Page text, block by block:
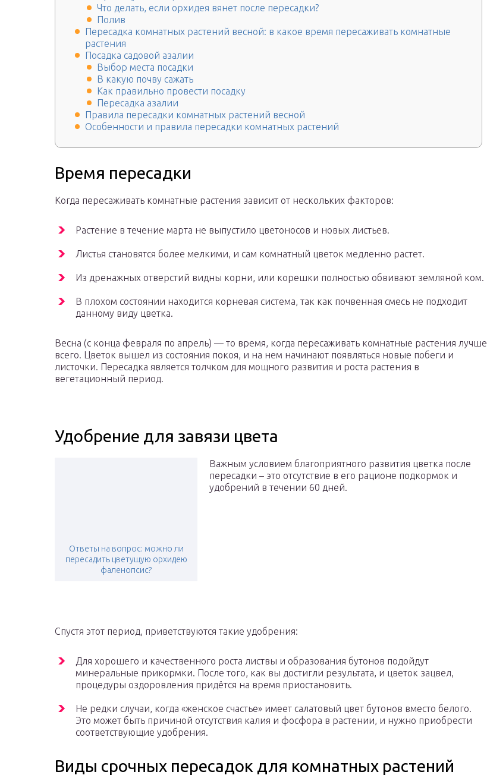
Что делать, если орхидея вянет после пересадки?
Полив
Пересадка комнатных растений весной: в какое время пересаживать комнатные
растения
Посадка садовой азалии
Выбор места посадки
В какую почву сажать
Как правильно провести посадку
Пересадка азалии
Правила пересадки комнатных растений весной
Особенности и правила пересадки комнатных растений
Время пересадки
Когда пересаживать комнатные растения зависит от нескольких факторов:
Растение в течение марта не выпустило цветоносов и новых листьев.
Листья становятся более мелкими, и сам комнатный цветок медленно растет.
Из дренажных отверстий видны корни, или корешки полностью обвивают земляной ком.
В плохом состоянии находится корневая система, так как почвенная смесь не подходит
данному виду цветка.
Весна (с конца февраля по апрель) — то время, когда пересаживать комнатные растения лучше
всего. Цветок вышел из состояния покоя, и на нем начинают появляться новые побеги и
листочки. Пересадка является толчком для мощного развития и роста растения в
вегетационный период.
Удобрение для завязи цвета
Ответы на вопрос: можно ли
пересадить цветущую орхидею
фаленопсис?
Важным условием благоприятного развития цветка после
пересадки – это отсутствие в его рационе подкормок и
удобрений в течении 60 дней.
Спустя этот период, приветствуются такие удобрения:
Для хорошего и качественного роста листвы и образования бутонов подойдут
минеральные прикормки. После того, как вы достигли результата, и цветок зацвел,
процедуры оздоровления придётся на время приостановить.
Не редки случаи, когда «женское счастье» имеет салатовый цвет бутонов вместо белого.
Это может быть причиной отсутствия калия и фосфора в растении, и нужно приобрести
соответствующие удобрения.
Виды срочных пересадок для комнатных растений